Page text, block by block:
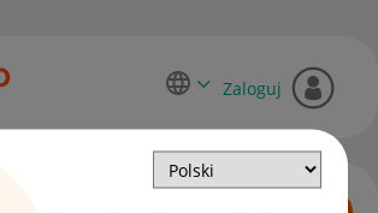
Zaloguj